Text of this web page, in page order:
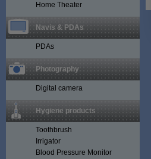
Home Theater
Navis & PDAs
PDAs
Photography
Digital camera
Hygiene products
Toothbrush
Irrigator
Blood Pressure Monitor